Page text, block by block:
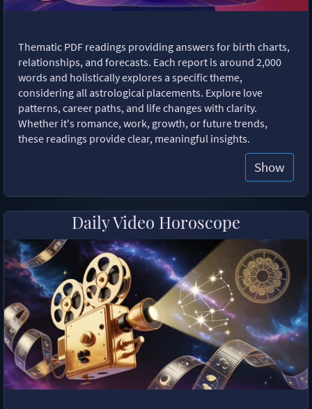
Thematic PDF readings providing answers for birth charts,
relationships, and forecasts. Each report is around 2,000
words and holistically explores a specific theme,
considering all astrological placements. Explore love
patterns, career paths, and life changes with clarity.
Whether it's romance, work, growth, or future trends,
these readings provide clear, meaningful insights.
Show
Daily Video Horoscope